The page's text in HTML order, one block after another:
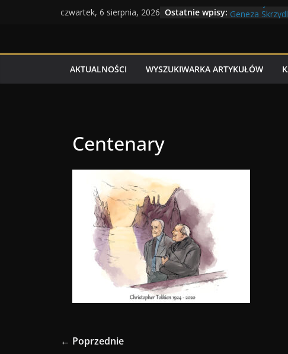
czwartek, 6 sierpnia, 2026 Ostatnie wpisy:
Maratony
Geneza
Dzień dobry
AKTUALNOŚCI
WYSZUKIWARKA ARTYKUŁÓW
Centenary
← Poprzednie